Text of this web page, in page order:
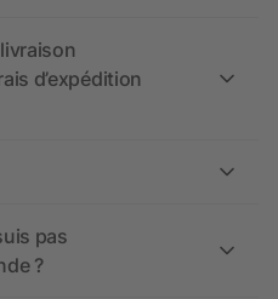
d’expédition
pas
?